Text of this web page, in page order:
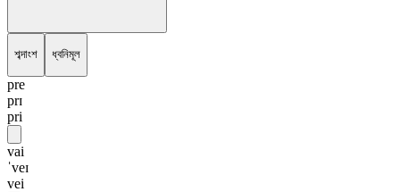
শব্দাংশ ধ্বনিমূল
pre
prɪ
pri
vai
ˈveɪ
vei